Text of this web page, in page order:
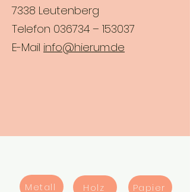
7338 Leutenberg
Telefon 036734 – 153037
E-Mail info@hierum.de
Metall Holz Papier